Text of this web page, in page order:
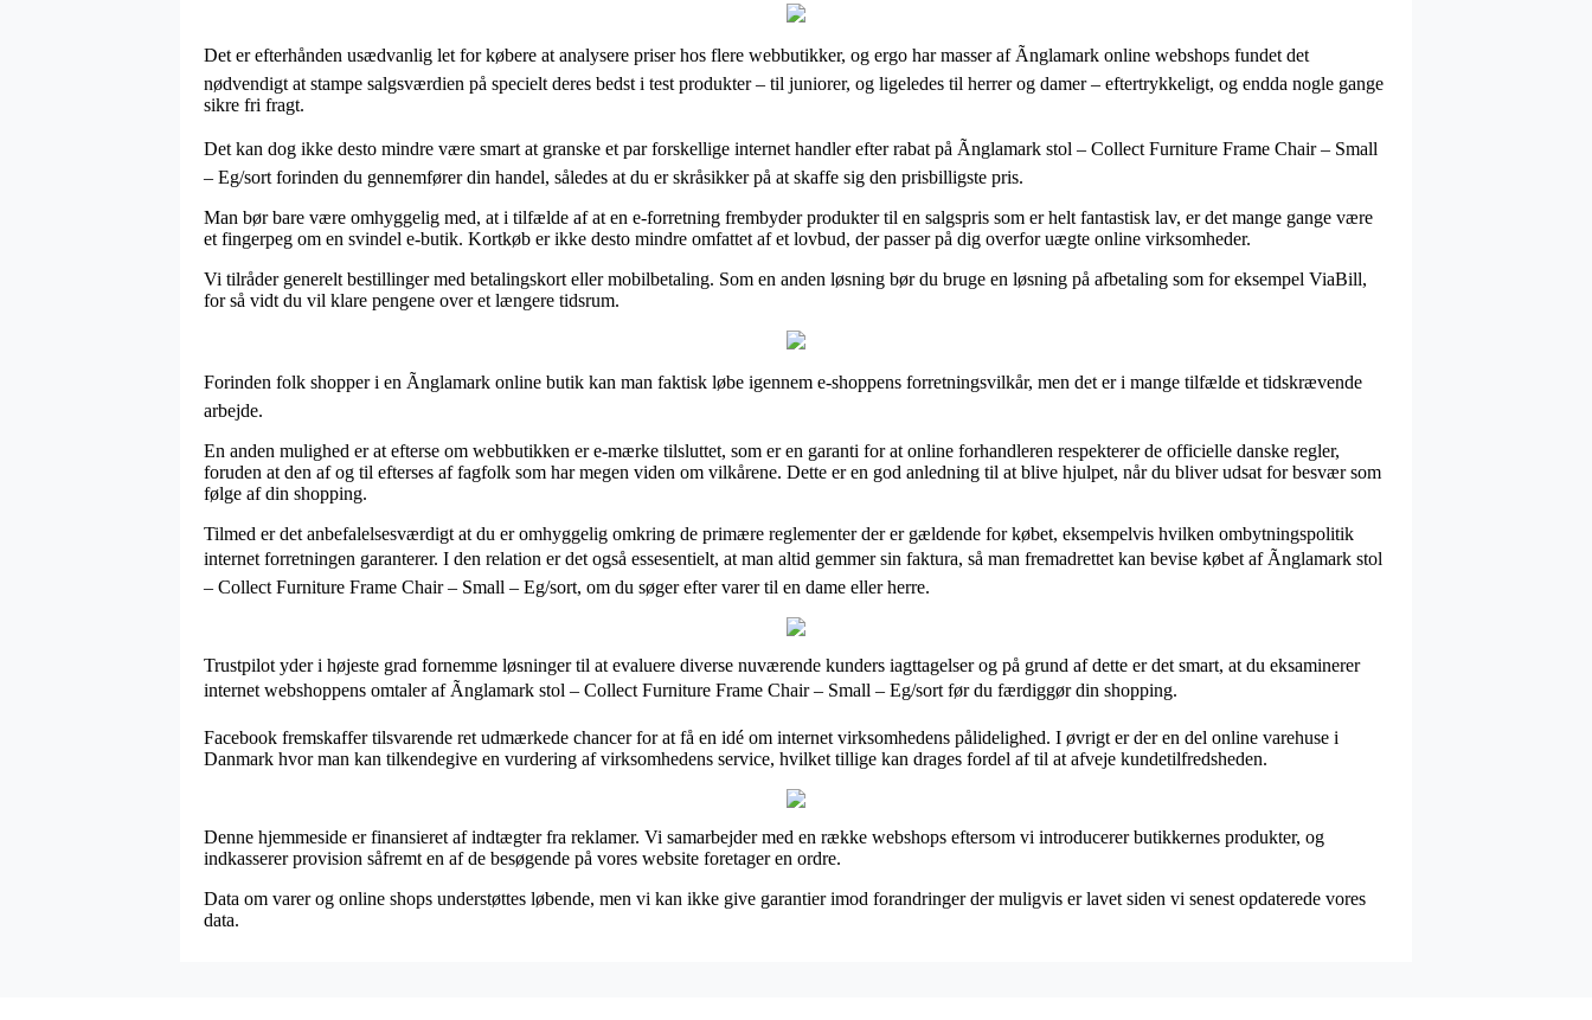
Det er efterhånden usædvanlig let for købere at analysere priser hos flere webbutikker, og ergo har masser af Ãnglamark online webshops fundet det
nødvendigt at stampe salgsværdien på specielt deres bedst i test produkter – til juniorer, og ligeledes til herrer og damer – eftertrykkeligt, og endda nogle gange
sikre fri fragt.
Det kan dog ikke desto mindre være smart at granske et par forskellige internet handler efter rabat på Ãnglamark stol – Collect Furniture Frame Chair – Small
– Eg/sort forinden du gennemfører din handel, således at du er skråsikker på at skaffe sig den prisbilligste pris.
Man bør bare være omhyggelig med, at i tilfælde af at en e-forretning frembyder produkter til en salgspris som er helt fantastisk lav, er det mange gange være
et fingerpeg om en svindel e-butik. Kortkøb er ikke desto mindre omfattet af et lovbud, der passer på dig overfor uægte online virksomheder.
Vi tilråder generelt bestillinger med betalingskort eller mobilbetaling. Som en anden løsning bør du bruge en løsning på afbetaling som for eksempel ViaBill,
for så vidt du vil klare pengene over et længere tidsrum.
Forinden folk shopper i en Ãnglamark online butik kan man faktisk løbe igennem e-shoppens forretningsvilkår, men det er i mange tilfælde et tidskrævende
arbejde.
En anden mulighed er at efterse om webbutikken er e-mærke tilsluttet, som er en garanti for at online forhandleren respekterer de officielle danske regler,
foruden at den af og til efterses af fagfolk som har megen viden om vilkårene. Dette er en god anledning til at blive hjulpet, når du bliver udsat for besvær som
følge af din shopping.
Tilmed er det anbefalelsesværdigt at du er omhyggelig omkring de primære reglementer der er gældende for købet, eksempelvis hvilken ombytningspolitik
internet forretningen garanterer. I den relation er det også essesentielt, at man altid gemmer sin faktura, så man fremadrettet kan bevise købet af Ãnglamark stol
– Collect Furniture Frame Chair – Small – Eg/sort, om du søger efter varer til en dame eller herre.
Trustpilot yder i højeste grad fornemme løsninger til at evaluere diverse nuværende kunders iagttagelser og på grund af dette er det smart, at du eksaminerer
internet webshoppens omtaler af Ãnglamark stol – Collect Furniture Frame Chair – Small – Eg/sort før du færdiggør din shopping.
Facebook fremskaffer tilsvarende ret udmærkede chancer for at få en idé om internet virksomhedens pålidelighed. I øvrigt er der en del online varehuse i
Danmark hvor man kan tilkendegive en vurdering af virksomhedens service, hvilket tillige kan drages fordel af til at afveje kundetilfredsheden.
Denne hjemmeside er finansieret af indtægter fra reklamer. Vi samarbejder med en række webshops eftersom vi introducerer butikkernes produkter, og
indkasserer provision såfremt en af de besøgende på vores website foretager en ordre.
Data om varer og online shops understøttes løbende, men vi kan ikke give garantier imod forandringer der muligvis er lavet siden vi senest opdaterede vores
data.